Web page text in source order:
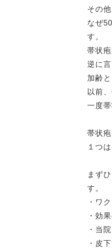
その
なぜ
す。
帯状
逆に
加齢
以前
一度
帯状
１つ
まず
す。
・ワ
・効
・当
・皮